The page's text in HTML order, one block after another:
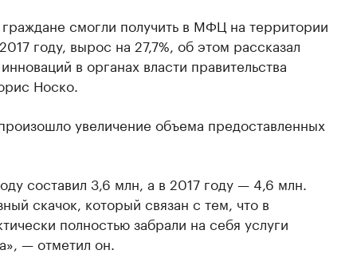
смогли получить в МФЦ на территории
году, вырос на 27,7%, об этом рассказал
в органах власти правительства
Носко.
увеличение объема предоставленных
составил 3,6 млн, а в 2017 году — 4,6 млн.
скачок, который связан с тем, что в
полностью забрали на себя услуги
— отметил он.